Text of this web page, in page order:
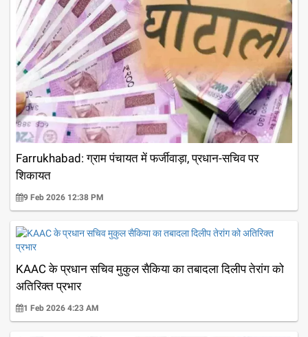
Farrukhabad: ग्राम पंचायत में फर्जीवाड़ा, प्रधान-सचिव पर
शिकायत
9 Feb 2026 12:38 PM
KAAC के प्रधान सचिव मुकुल सैकिया का तबादला दिलीप तेरांग को
अतिरिक्त प्रभार
1 Feb 2026 4:23 AM